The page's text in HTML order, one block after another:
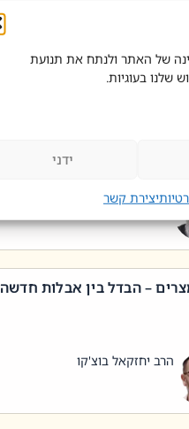
של האתר ולנתח את תנועת
שלנו בעוגיות.
ידני
יצירת קשר
הרב יאיר בידני
– הבדל בין אבלות חדשה
הרב יחזקאל בוצ'קו